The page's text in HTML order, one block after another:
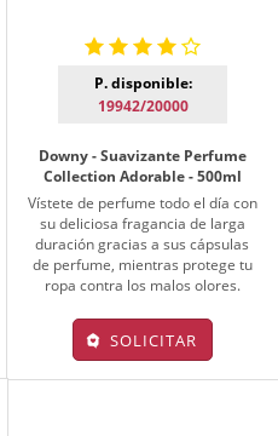
P. disponible:
19942/20000
Downy - Suavizante Perfume
Collection Adorable - 500ml
Vístete de perfume todo el día con
su deliciosa fragancia de larga
duración gracias a sus cápsulas
de perfume, mientras protege tu
ropa contra los malos olores.
SOLICITAR